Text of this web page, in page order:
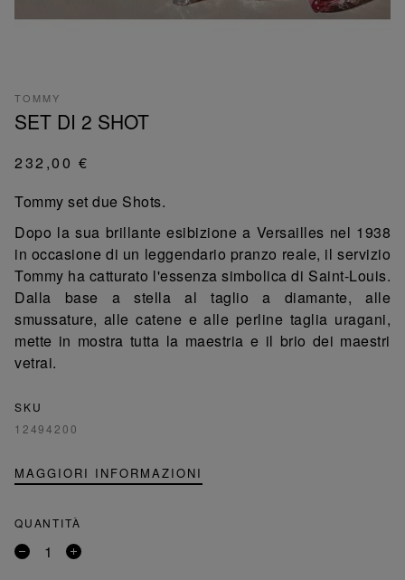
TOMMY
SET DI 2 SHOT
232,00 €
Tommy set due Shots.
Dopo la sua brillante esibizione a Versailles nel 1938
in occasione di un leggendario pranzo reale, il servizio
Tommy ha catturato l'essenza simbolica di Saint-Louis.
Dalla base a stella al taglio a diamante, alle
smussature, alle catene e alle perline taglia uragani,
mette in mostra tutta la maestria e il brio dei maestri
vetrai.
SKU
12494200
MAGGIORI INFORMAZIONI
QUANTITÀ
Rimuovi
Aggiungi